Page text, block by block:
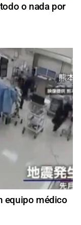
o nada por
equipo médico